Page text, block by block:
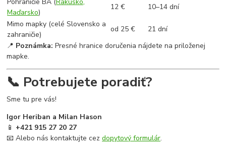
Maďarsko)
12 €
10–14 dní
Mimo mapky (celé Slovensko a
zahraničie)
od 25 €
21 dní
📍 Poznámka: Presné hranice doručenia nájdete na priloženej
mapke.
📞 Potrebujete poradiť?
Sme tu pre vás!
Igor Heriban a Milan Hason
📱 +421 915 27 20 27
📧 Alebo nás kontaktujte cezdopytový formulár.